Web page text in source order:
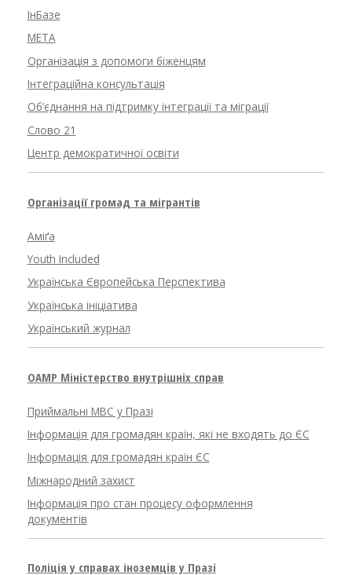
ІнБазе
META
Організація з допомоги біженцям
Інтеграційна консультація
Об’єднання на підтримку інтеграції та міграції
Слово 21
Центр демократичної освіти
Організації громад та мігрантів
Аміґа
Youth Included
Українська Європейська Перспектива
Українська ініціатива
Український журнал
OAMP Міністерство внутрішніх справ
Приймальні МВС у Празі
Інформація для громадян країн, які не входять до ЄС
Інформація для громадян країн ЄС
Міжнародний захист
Інформація про стан процесу оформлення
документів
Поліція у справах іноземців у Празі